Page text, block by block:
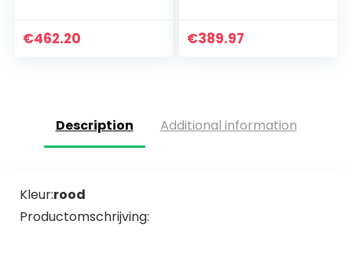
multifunctionele
€462.20
Programma’s,
€389.97
Description Additional information
Kleur:rood
Productomschrijving: